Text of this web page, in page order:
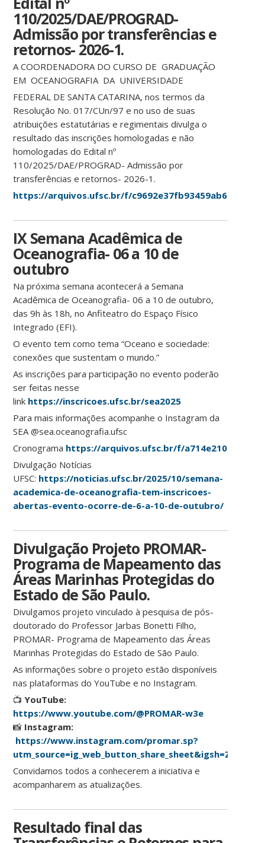
110/2025/DAE/PROGRAD-
Admissão por transferências e
retornos- 2026-1.
A COORDENADORA DO CURSO DE GRADUAÇÃO
EM OCEANOGRAFIA DA UNIVERSIDADE
FEDERAL DE SANTA CATARINA, nos termos da
Resolução No. 017/CUn/97 e no uso de suas
atribuições estatutárias e regimentais divulga o
resultado das inscrições homologadas e não
homologadas do Edital nº
110/2025/DAE/PROGRAD- Admissão por
transferências e retornos- 2026-1.
https://arquivos.ufsc.br/f/c9692e37fb93459ab617/
IX Semana Acadêmica de
Oceanografia- 06 a 10 de
outubro
Na próxima semana acontecerá a Semana
Acadêmica de Oceanografia- 06 a 10 de outubro,
das 9h às 18h, no Anfiteatro do Espaço Físico
Integrado (EFI).
O evento tem como tema “Oceano e sociedade:
conexões que sustentam o mundo.”
As inscrições para participação no evento poderão
ser feitas nesse
link https://inscricoes.ufsc.br/sea2025
Para mais informações acompanhe o Instagram da
SEA @sea.oceanografia.ufsc
Cronograma https://arquivos.ufsc.br/f/
Divulgação Notícias
UFSC: https://noticias.ufsc.br/2025/10/semana-
academica-de-oceanografia-tem-inscricoes-
abertas-evento-ocorre-de-6-a-10-de-outubro/
Divulgação Projeto PROMAR-
Programa de Mapeamento das
Áreas Marinhas Protegidas do
Estado de São Paulo.
Divulgamos projeto vinculado à pesquisa de pós-
doutorado do Professor Jarbas Bonetti Filho,
PROMAR- Programa de Mapeamento das Áreas
Marinhas Protegidas do Estado de São Paulo.
As informações sobre o projeto estão disponíveis
nas plataformas do YouTube e no Instagram.
📺YouTube:
https://www.youtube.com/@PROMAR-w3e
📸 Instagram:
https://www.instagram.com/promar.sp?
Convidamos todos a conhecerem a iniciativa e
acompanharem as atualizações.
Resultado final das